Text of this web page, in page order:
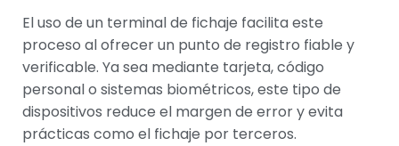
El uso de un terminal de fichaje facilita este
proceso al ofrecer un punto de registro fiable y
verificable. Ya sea mediante tarjeta, código
personal o sistemas biométricos, este tipo de
dispositivos reduce el margen de error y evita
prácticas como el fichaje por terceros.